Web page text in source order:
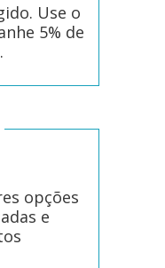
Use o
5% de
opções
e